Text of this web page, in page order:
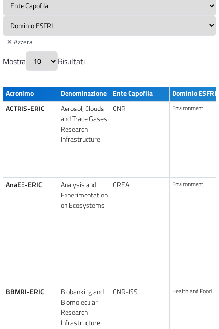
✕ Azzera
Mostra Risultati
Acronimo Denominazione Ente Capofila
Dominio ESFRI
ACTRIS-ERIC
Aerosol, Clouds
and Trace Gases
Research
Infrastructure
CNR Environment
AnaEE-ERIC
Analysis and
Experimentation
on Ecosystems
CREA Environment
BBMRI-ERIC
Biobanking and
Biomolecular
Research
Infrastructure
CNR-ISS Health and Food